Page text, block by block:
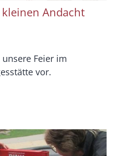
Andacht
Feier im
vor.